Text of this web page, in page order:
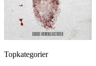
Topkategorier